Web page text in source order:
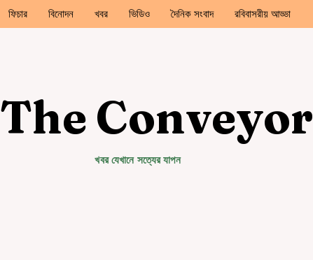
ফিচার বিনোদন খবর ভিডিও দৈনিক সংবাদ রবিবাসরীয় আড্ডা
The Conveyor
খবর যেখানে সত্যের যাপন